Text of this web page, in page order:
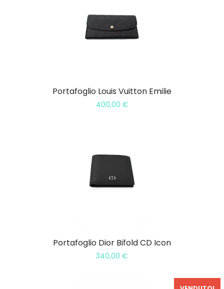
Portafoglio Louis Vuitton Emilie
400,00 €
Portafoglio Dior Bifold CD Icon
340,00 €